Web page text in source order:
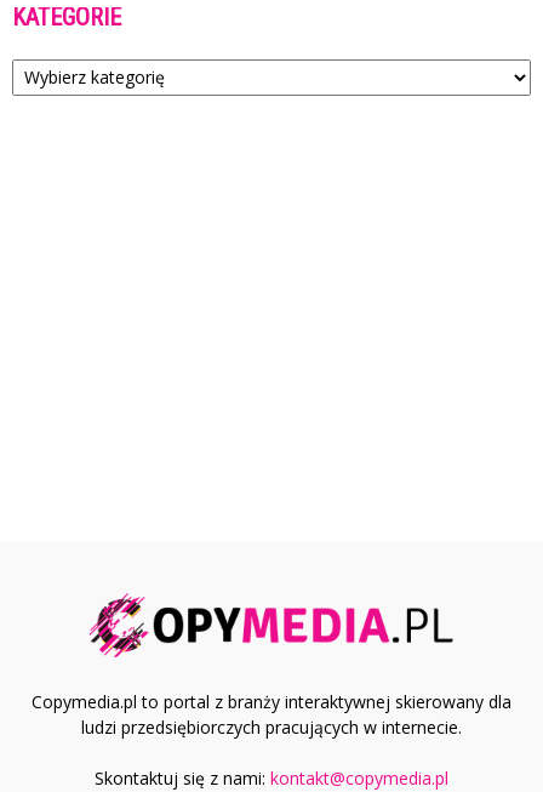
KATEGORIE
Kategorie
Copymedia.pl to portal z branży interaktywnej skierowany dla
ludzi przedsiębiorczych pracujących w internecie.
Skontaktuj się z nami: kontakt@copymedia.pl